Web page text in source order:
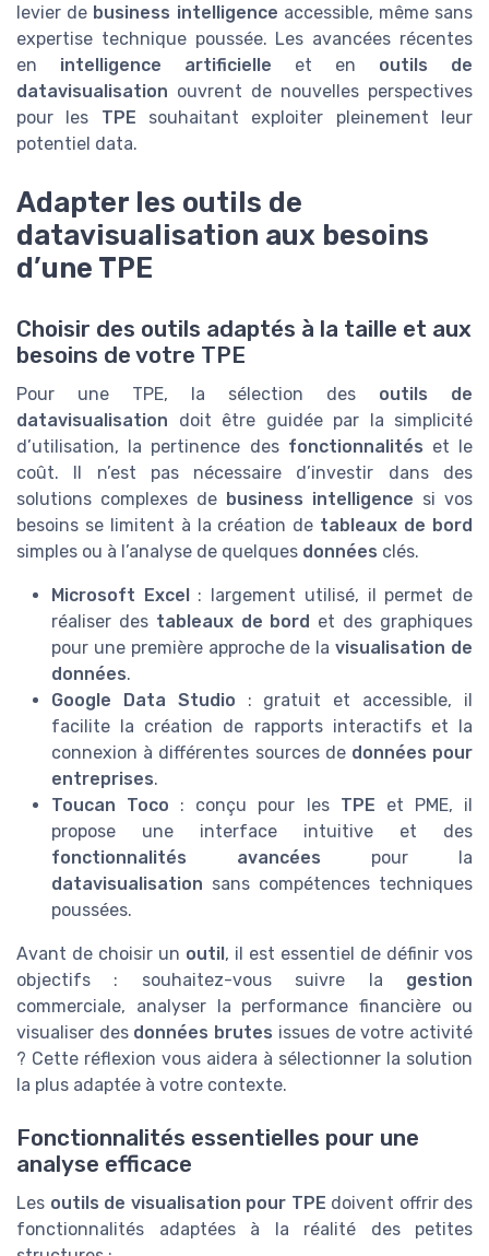
levier de business intelligence accessible, même sans
expertise technique poussée. Les avancées récentes
en intelligence artificielle et en outils de
datavisualisation ouvrent de nouvelles perspectives
pour les TPE souhaitant exploiter pleinement leur
potentiel data.
Adapter les outils de
datavisualisation aux besoins
d’une TPE
Choisir des outils adaptés à la taille et aux
besoins de votre TPE
Pour une TPE, la sélection des outils de
datavisualisation doit être guidée par la simplicité
d’utilisation, la pertinence des fonctionnalités et le
coût. Il n’est pas nécessaire d’investir dans des
solutions complexes de business intelligence si vos
besoins se limitent à la création de tableaux de bord
simples ou à l’analyse de quelques données clés.
Microsoft Excel: largement utilisé, il permet de
réaliser des tableaux de bord et des graphiques
pour une première approche de lavisualisation de
données.
Google Data Studio : gratuit et accessible, il
facilite la création de rapports interactifs et la
connexion à différentes sources de données pour
entreprises.
Toucan Toco : conçu pour les TPE et PME, il
propose une interface intuitive et des
fonctionnalités avancées pour la
datavisualisation sans compétences techniques
poussées.
Avant de choisir un outil, il est essentiel de définir vos
objectifs : souhaitez-vous suivre la gestion
commerciale, analyser la performance financière ou
visualiser des données brutes issues de votre activité
? Cette réflexion vous aidera à sélectionner la solution
la plus adaptée à votre contexte.
Fonctionnalités essentielles pour une
analyse efficace
Les outils de visualisation pour TPE doivent offrir des
fonctionnalités adaptées à la réalité des petites